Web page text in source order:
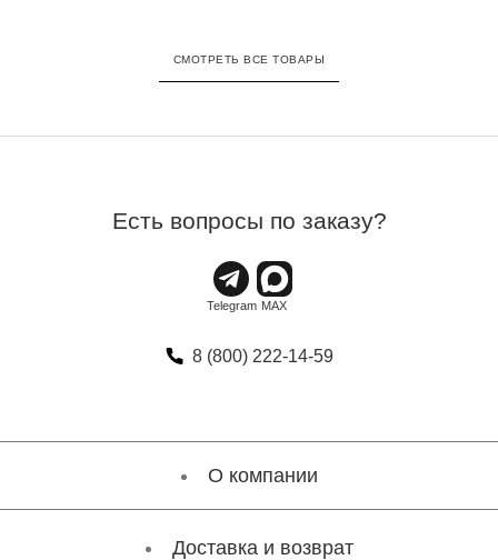
СМОТРЕТЬ ВСЕ ТОВАРЫ
Есть вопросы по заказу?
8 (800) 222-14-59
О компании
Доставка и возврат